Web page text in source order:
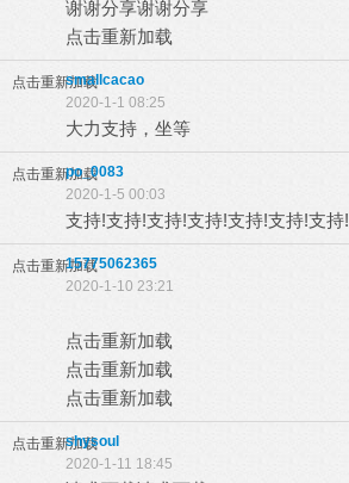
谢谢分享谢谢分享
点击重新加载
点击重新加载smallcacao
2020-1-1 08:25
大力支持，坐等
点击重新加载
po_0083
2020-1-5 00:03
支持!支持!支持!支持!支持!支持!支持!
点击重新加载15775062365
2020-1-10 23:21
点击重新加载
点击重新加载
点击重新加载
点击重新加载
shysoul
2020-1-11 18:45